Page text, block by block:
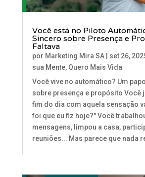
Você está no Piloto
Sincero sobre Presença e
Faltava
por Marketing Mira SA| set 26,
sua Mente, Quero Mais Vida
Você vive no automático? Um
sobre presença e propósito Você
fim do dia com aquela sensação
foi que eu fiz hoje?" Você
mensagens, limpou a casa,
reuniões... Mas parece que nada